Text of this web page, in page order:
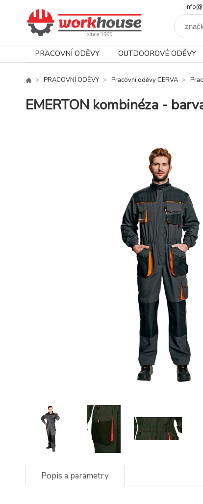
PRACOVNÍ ODĚVY OUTDOOROVÉ ODĚVY
PRACOVNÍ ODĚVY Pracovní oděvy CERVA
EMERTON kombinéza -
Popis a parametry